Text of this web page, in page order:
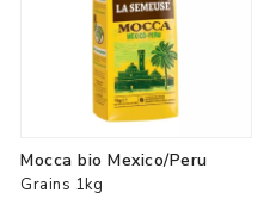
Mocca bio Mexico/Peru
Grains 1kg